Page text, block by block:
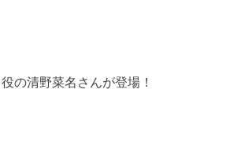
の清野菜名さんが登場！